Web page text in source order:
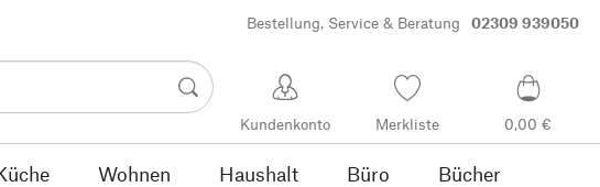
Bestellung, Service & Beratung 02309 939050
Kundenkonto Merkliste 0,00 €
Wohnen Haushalt Büro
Bücher